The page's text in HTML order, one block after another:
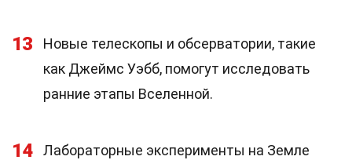
13
Новые телескопы и обсерватории, такие
как Джеймс Уэбб, помогут исследовать
ранние этапы Вселенной.
14
Лабораторные эксперименты на Земле